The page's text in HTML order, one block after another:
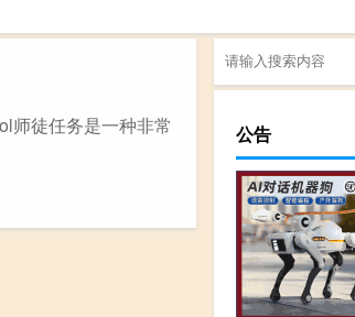
师徒任务是一种非常
公告